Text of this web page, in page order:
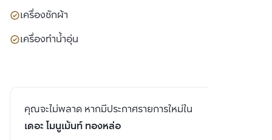
เครื่องซักผ้า
เครื่องทำน้ำอุ่น
คุณจะไม่พลาด หากมีประกาศรายการใหม่ใน
เดอะ โมนูเม้นท์ ทองหล่อ